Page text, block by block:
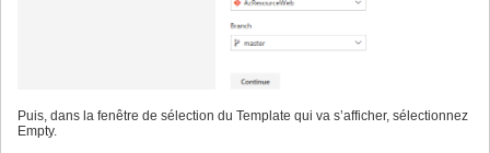
Puis, dans la fenêtre de sélection du Template qui va s’afficher, sélectionnez
Empty.